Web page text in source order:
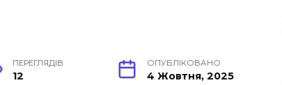
ПЕРЕГЛЯДІВ
12
ОПУБЛІКОВАНО
4 Жовтня, 2025